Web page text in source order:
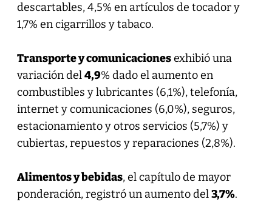
descartables, 4,5% en artículos de tocador y
1,7% en cigarrillos y tabaco.
Transporte y comunicacionesexhibió una
variación del4,9% dado el aumento en
combustibles y lubricantes (6,1%), telefonía,
internet y comunicaciones (6,0%), seguros,
estacionamiento y otros servicios (5,7%) y
cubiertas, repuestos y reparaciones (2,8%).
Alimentos y bebidas, el capítulo de mayor
ponderación, registró un aumento del3,7%.